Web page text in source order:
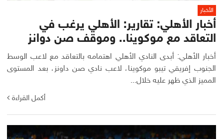
الأخبار
أخبار الأهلي: تقارير: الأهلي يرغب في
التعاقد مع موكوينا.. وموقف صن دوانز
أخبار الأهلي: أبدى النادي الأهلي اهتمامه بالتعاقد مع لاعب الوسط
الجنوب إفريقي تيبو موكوينا، لاعب نادي صن داونز، بعد المستوى
المميز الذي ظهر عليه خلال...
أكمل القراءة